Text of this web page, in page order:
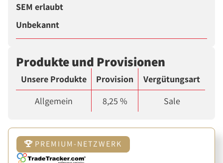
SEM erlaubt
Unbekannt
Produkte und Provisionen
Unsere Produkte Provision
Vergütungsart
Allgemein
8,25 % Sale
PREMIUM-NETZWERK